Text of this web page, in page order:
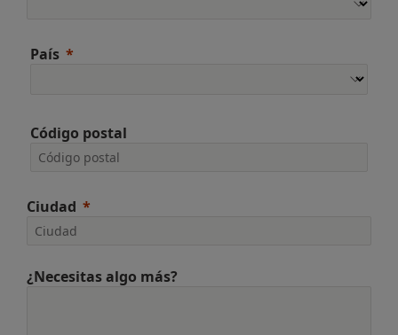
País
Código postal
Ciudad
¿Necesitas algo más?